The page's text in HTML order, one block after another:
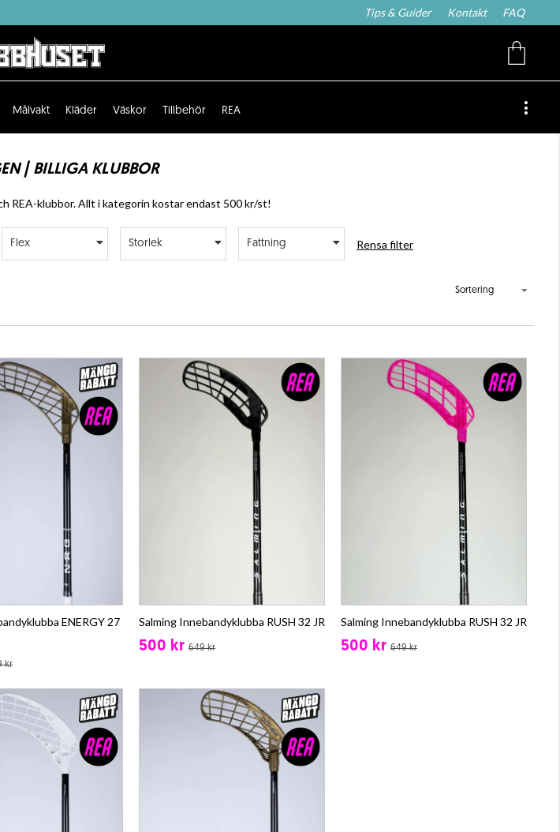
Tips & Guider Kontakt FAQ
Målvakt Kläder Väskor Tillbehör REA
| BILLIGA KLUBBOR
REA-klubbor. Allt i kategorin kostar endast 500 kr/st!
Flex Storlek Fattning Rensa filter
Sortering
ENERGY 27
kr
Salming Innebandyklubba RUSH 32 JR
500 kr 649 kr
Salming Innebandyklubba RUSH 32 JR
500 kr 649 kr